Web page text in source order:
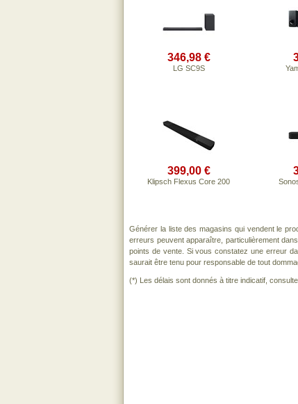
346,98 €
LG SC9S
399,00 €
Klipsch Flexus Core 200
Générer la liste des magasins qui vendent le
erreurs peuvent apparaître, particulièrement
points de vente. Si vous constatez une erreur
saurait être tenu pour responsable de tout
(*) Les délais sont donnés à titre indicatif,